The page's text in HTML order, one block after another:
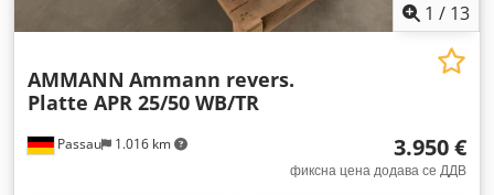
1 / 13
Passau 1.016 km
AMMANN Ammann revers.
Platte APR 25/50 WB/TR
3.950 €
фиксна цена додава се ДДВ